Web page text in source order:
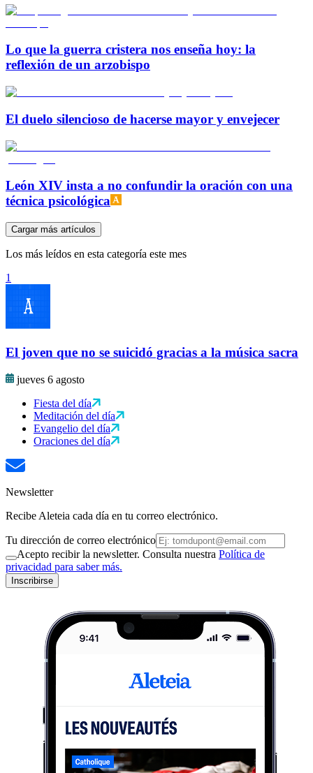
Lo que la guerra cristera nos enseña hoy: la
reflexión de un arzobispo
El duelo silencioso de hacerse mayor y envejecer
León XIV insta a no confundir la oración con una
técnica psicológica
Cargar más artículos
Los más leídos en esta categoría este mes
1
El joven que no se suicidó gracias a la música sacra
jueves 6 agosto
Fiesta del día
Meditación del día
Evangelio del día
Oraciones del día
Newsletter
Recibe Aleteia cada día en tu correo electrónico.
Tu dirección de correo electrónico
Acepto recibir la newsletter. Consulta nuestra Política de
privacidad para saber más.
Inscribirse